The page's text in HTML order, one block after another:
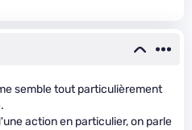
semble tout particulièrement
action en particulier, on parle